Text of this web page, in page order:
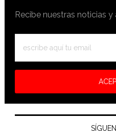
Recibe nuestras noticias